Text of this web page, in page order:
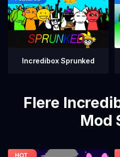
Incredibox Sprunked
Flere
Mod